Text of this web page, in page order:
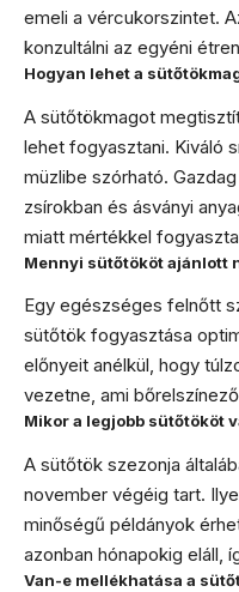
emeli a vércukorszintet.
konzultálni az egyéni
Hogyan lehet a
A sütőtökmagot
lehet fogyasztani. Kiváló
müzlibe szórható.
zsírokban és ásványi
miatt mértékkel
Mennyi sütőtököt ajánlott
Egy egészséges felnőtt
sütőtök fogyasztása
előnyeit anélkül, hogy
vezetne, ami
Mikor a legjobb sütőtököt
A sütőtök szezonja
november végéig tart.
minőségű példányok
azonban hónapokig eláll,
Van-e mellékhatása a